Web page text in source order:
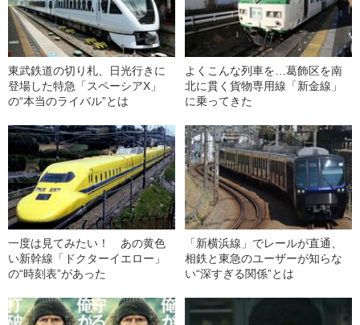
東武鉄道の切り札、日光行きに
登場した特急「スペーシアX」
の“本当のライバル”とは
よくこんな列車を…葛飾区を南
北に貫く貨物専用線「新金線」
に乗ってきた
一度は見てみたい！ あの黄色
い新幹線「ドクターイエロー」
の“時刻表”があった
「新横浜線」でレールが直通、
相鉄と東急のユーザーが知らな
い“深すぎる関係”とは